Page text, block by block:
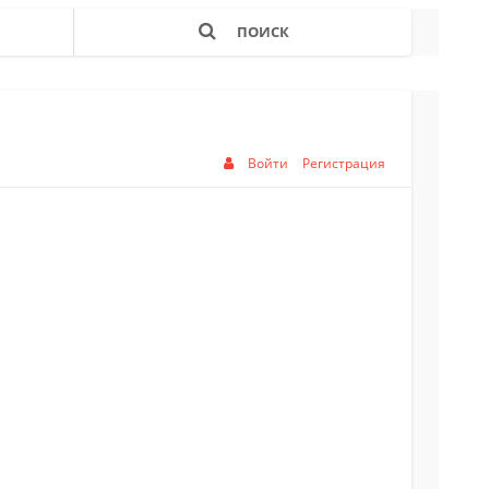
ПОИСК
Войти Регистрация